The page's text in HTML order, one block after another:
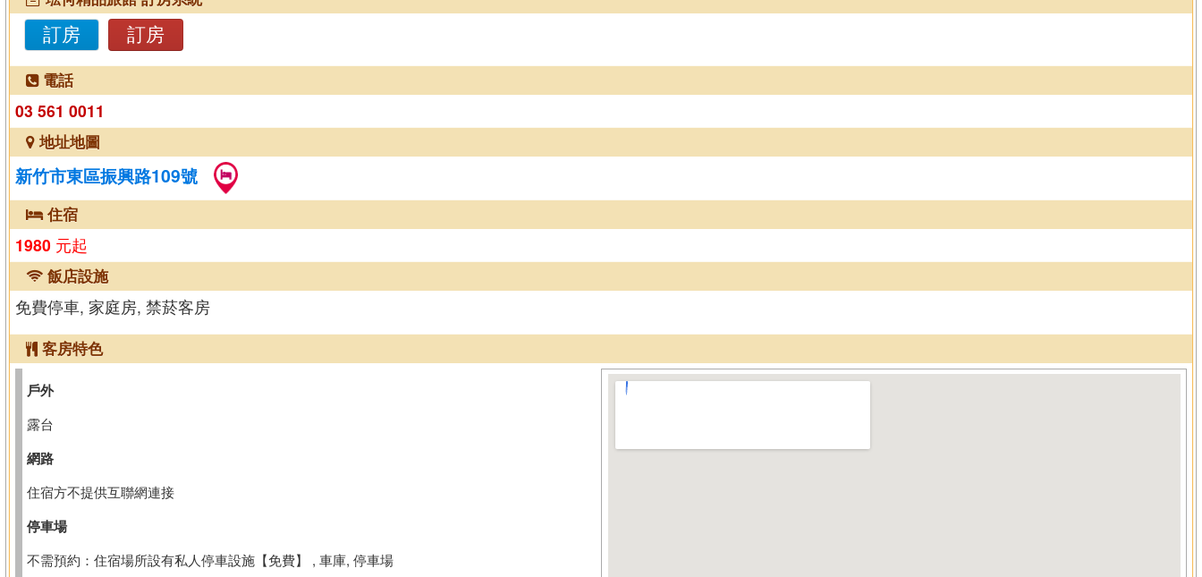
訂房
訂房
電話
03 561 0011
地址地圖
新竹市東區振興路109號
住宿
1980 元起
飯店設施
免費停車, 家庭房, 禁菸客房
客房特色
戶外
露台
網路
住宿方不提供互聯網連接
停車場
不需預約：住宿場所設有私人停車設施【免費】 , 車庫, 停車場